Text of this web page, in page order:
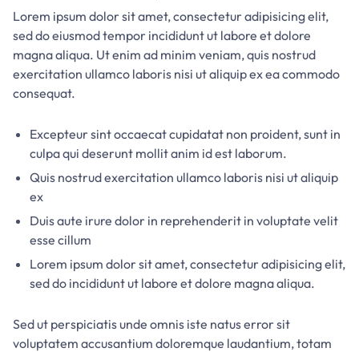
Lorem ipsum dolor sit amet, consectetur adipisicing elit,
sed do eiusmod tempor incididunt ut labore et dolore
magna aliqua. Ut enim ad minim veniam, quis nostrud
exercitation ullamco laboris nisi ut aliquip ex ea commodo
consequat.
Excepteur sint occaecat cupidatat non proident, sunt in
culpa qui deserunt mollit anim id est laborum.
Quis nostrud exercitation ullamco laboris nisi ut aliquip
ex
Duis aute irure dolor in reprehenderit in voluptate velit
esse cillum
Lorem ipsum dolor sit amet, consectetur adipisicing elit,
sed do incididunt ut labore et dolore magna aliqua.
Sed ut perspiciatis unde omnis iste natus error sit
voluptatem accusantium doloremque laudantium, totam